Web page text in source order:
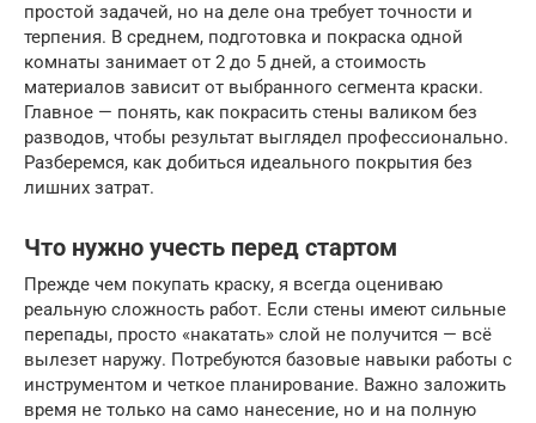
простой задачей, но на деле она требует точности и
терпения. В среднем, подготовка и покраска одной
комнаты занимает от 2 до 5 дней, а стоимость
материалов зависит от выбранного сегмента краски.
Главное — понять, как покрасить стены валиком без
разводов, чтобы результат выглядел профессионально.
Разберемся, как добиться идеального покрытия без
лишних затрат.
Что нужно учесть перед стартом
Прежде чем покупать краску, я всегда оцениваю
реальную сложность работ. Если стены имеют сильные
перепады, просто «накатать» слой не получится — всё
вылезет наружу. Потребуются базовые навыки работы с
инструментом и четкое планирование. Важно заложить
время не только на само нанесение, но и на полную